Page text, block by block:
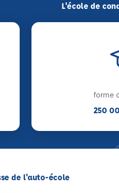
L'école de
forme
250
de l'auto-école